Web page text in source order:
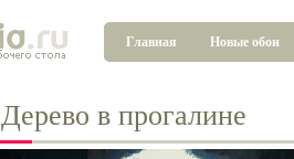
Главная Новые обои
Дерево в прогалине